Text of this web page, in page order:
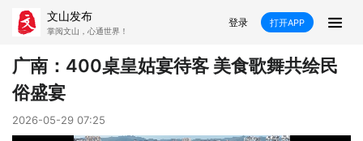
文山发布
掌阅文山，心通世界！
登录 打开APP
新闻
飞卡阅读
媒体看文山 直播 时事 专题
广南：400桌皇姑宴待客 美食歌舞共绘民
俗盛宴
2026-05-29 07:25